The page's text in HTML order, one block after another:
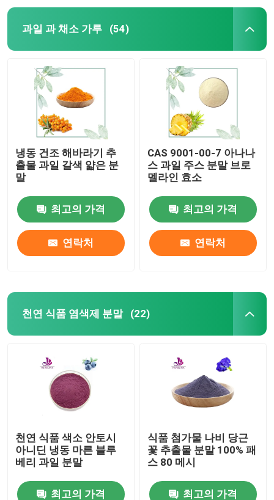
과일 과 채소 가루 (54)
냉동 건조 해바라기 추
출물 과일 갈색 얇은 분
말
최고의 가격
연락처
CAS 9001-00-7 아나나
스 과일 주스 분말 브로
멜라인 효소
최고의 가격
연락처
천연 식품 염색제 분말 (22)
천연 식품 색소 안토시
아니딘 냉동 마른 블루
베리 과일 분말
최고의 가격
식품 첨가물 나비 당근
꽃 추출물 분말 100% 패
스 80 메시
최고의 가격